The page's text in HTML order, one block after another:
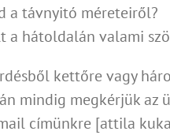
a távnyitó méreteiről?
a hátoldalán valami
kettőre vagy
mindig megkérjük az
címünkre [attila